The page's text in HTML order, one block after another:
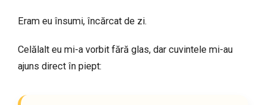
Eram eu însumi, încărcat de zi.
Celălalt eu mi-a vorbit fără glas, dar cuvintele mi-au
ajuns direct în piept: